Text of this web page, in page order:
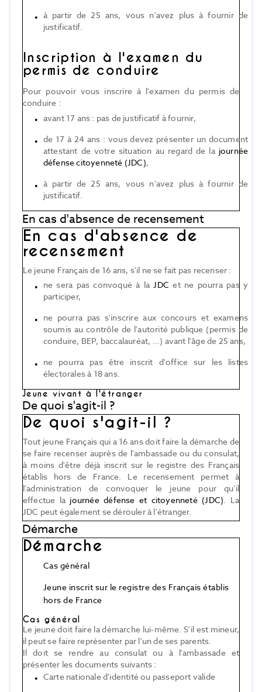
à partir de 25 ans, vous n'avez plus à fournir de
justificatif.
Inscription à l'examen du
permis de conduire
Pour pouvoir vous inscrire à l'examen du permis de
conduire :
avant 17 ans : pas de justificatif à fournir,
de 17 à 24 ans : vous devez présenter un document
attestant de votre situation au regard de la journée
défense citoyenneté (JDC),
à partir de 25 ans, vous n'avez plus à fournir de
justificatif.
En cas d'absence de recensement
En cas d'absence de
recensement
Le jeune Français de 16 ans, s'il ne se fait pas recenser :
ne sera pas convoqué à laJDC et ne pourra pas y
participer,
ne pourra pas s'inscrire aux concours et examens
soumis au contrôle de l'autorité publique (permis de
conduire, BEP, baccalauréat, ...) avant l'âge de 25 ans,
ne pourra pas être inscrit d'office sur les listes
électorales à 18 ans.
Jeune vivant à l'étranger
De quoi s'agit-il ?
De quoi s'agit-il ?
Tout jeune Français qui a 16 ans doit faire la démarche de
se faire recenser auprès de l'ambassade ou du consulat,
à moins d'être déjà inscrit sur le registre des Français
établis hors de France. Le recensement permet à
l'administration de convoquer le jeune pour qu'il
effectue la journée défense et citoyenneté (JDC). La
JDC peut également se dérouler à l'étranger.
Démarche
Démarche
Cas général
Jeune inscrit sur le registre des Français établis
hors de France
Cas général
Le jeune doit faire la démarche lui-même. S'il est mineur,
il peut se faire représenter par l'un de ses parents.
Il doit se rendre au consulat ou à l'ambassade et
présenter les documents suivants :
Carte nationale d'identité ou passeport valide